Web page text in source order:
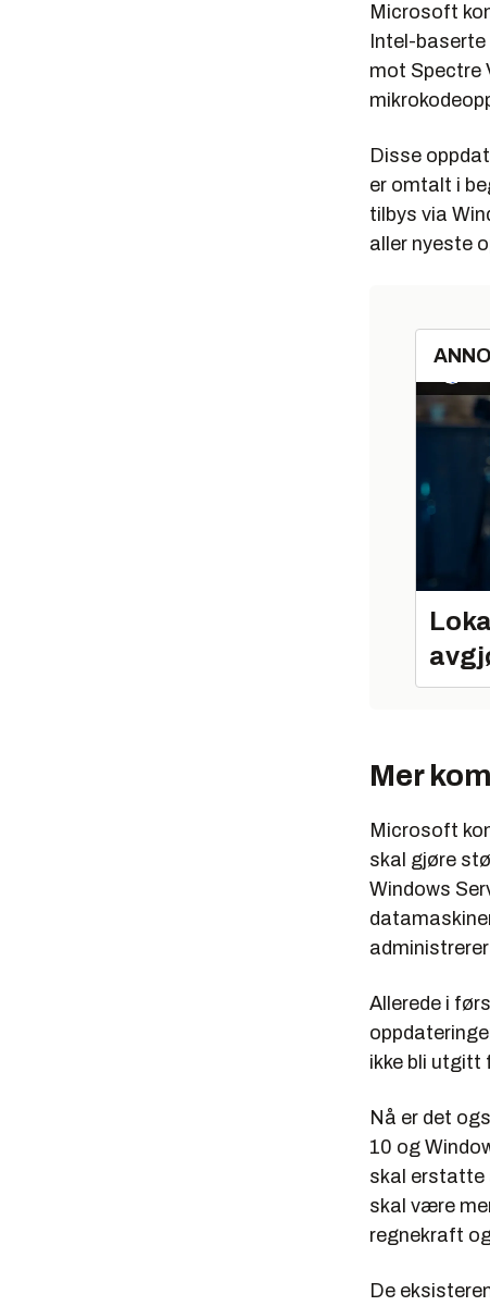
Microsoft
Intel-
mot Spectre
Disse
er omtalt i
tilbys via
aller nyeste
Mer
Microsoft
skal gjøre
Windows
Allerede i
ikke bli utgitt
Nå er det
10 og
skal erstatte
skal være
regnekraft
De